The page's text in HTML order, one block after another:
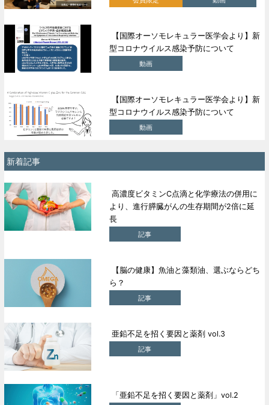
【国際オーソモレキュラー医学会より】新
型コロナウイルス感染予防について
動画
【国際オーソモレキュラー医学会より】新
型コロナウイルス感染予防について
動画
新着記事
高濃度ビタミンC点滴と化学療法の併用に
より、進行膵臓がんの生存期間が2倍に延
長
記事
【脳の健康】魚油と藻類油、選ぶならどち
ら？
記事
亜鉛不足を招く要因と薬剤 vol.3
記事
「亜鉛不足を招く要因と薬剤」vol.2